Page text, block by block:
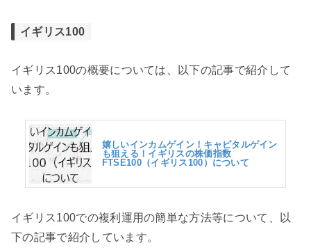
イギリス100
イギリス100の概要については、以下の記事で紹介して
います。
嬉しいインカムゲイン！キャピタルゲイン
も狙える！イギリスの株価指数
FTSE100（イギリス100）について
イギリス100での複利運用の簡単な方法等について、以
下の記事で紹介しています。